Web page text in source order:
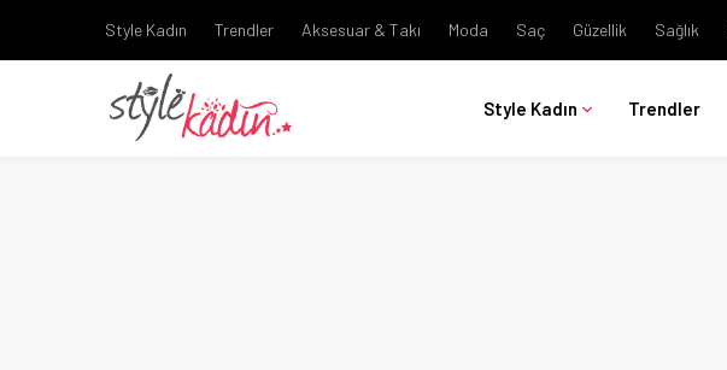
Style Kadın Trendler Aksesuar & Takı Moda Saç Güzellik Sağlık
Style Kadın Trendler